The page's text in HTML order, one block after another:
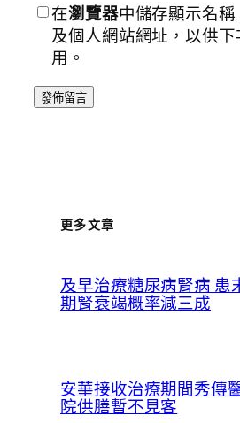
在瀏覽器中儲存顯示名
及個人網站網址，以供
用。
更多文章
及早治療糖尿病腎病 患
期腎衰竭概率減三成
安華接收治療期間秀傳
院供膳暫不見客